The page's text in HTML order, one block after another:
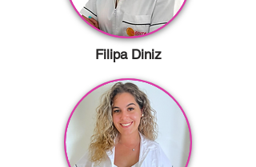
Filipa Diniz